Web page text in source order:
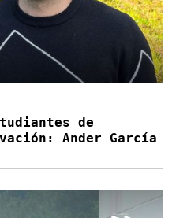
de
Ander García